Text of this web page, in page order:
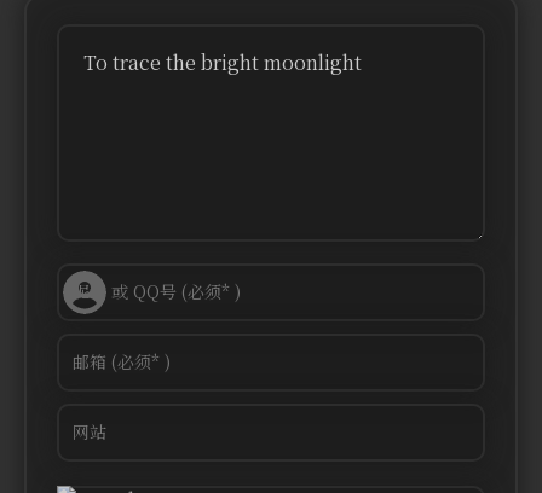
To trace the bright moonlight